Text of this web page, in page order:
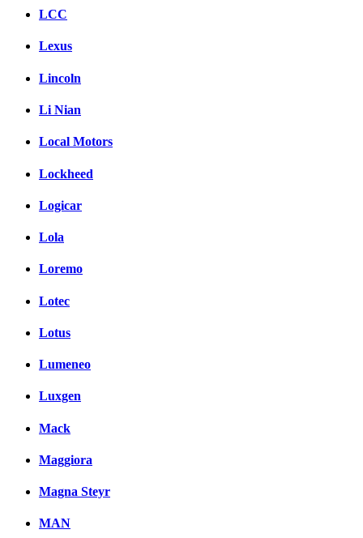
LCC
Lexus
Lincoln
Li Nian
Local Motors
Lockheed
Logicar
Lola
Loremo
Lotec
Lotus
Lumeneo
Luxgen
Mack
Maggiora
Magna Steyr
MAN